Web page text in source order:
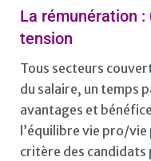
La rémunération
tension
Tous secteurs
du salaire, un temps
avantages et
l’équilibre vie pro/
critère des